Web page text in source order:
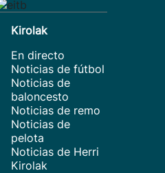
Kirolak
En directo
Noticias de fútbol
Noticias de
baloncesto
Noticias de remo
Noticias de
pelota
Noticias de Herri
Kirolak